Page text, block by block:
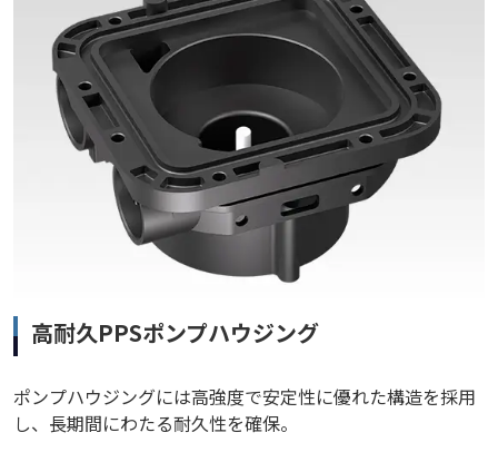
高耐久PPSポンプハウジング
ポンプハウジングには高強度で安定性に優れた構造を採用
し、長期間にわたる耐久性を確保。